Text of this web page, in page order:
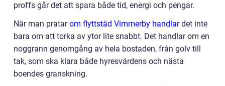
proffs går det att spara både tid, energi och pengar.
När man pratarom flyttstäd Vimmerby handlardet inte
bara om att torka av ytor lite snabbt. Det handlar om en
noggrann genomgång av hela bostaden, från golv till
tak, som ska klara både hyresvärdens och nästa
boendes granskning.